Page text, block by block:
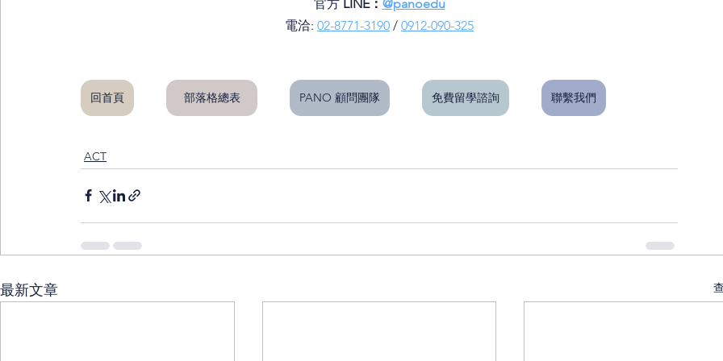
官方 LINE： @panoedu
電洽: 02-8771-3190 / 0912-090-325
回首頁 部落格總表 PANO 顧問團隊 免費留學諮詢 聯繫我們
ACT
最新文章